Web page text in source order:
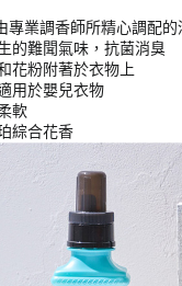
專業調香師所精心調配的
的難聞氣味，抗菌消臭
花粉附著於衣物上
用於嬰兒衣物
軟
綜合花香